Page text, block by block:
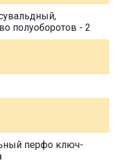
полуоборотов - 2
перфо ключ-